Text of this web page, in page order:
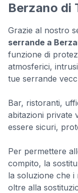
Berzano di
Grazie al nostro
serrande a
funzione di
atmosferici,
tue serrande
Bar, ristoranti,
abitazioni private
essere sicuri,
Per permettere
compito, la
la soluzione che
oltre alla